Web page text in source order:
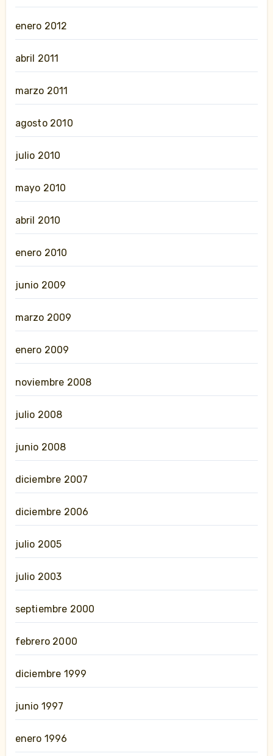
enero 2012
abril 2011
marzo 2011
agosto 2010
julio 2010
mayo 2010
abril 2010
enero 2010
junio 2009
marzo 2009
enero 2009
noviembre 2008
julio 2008
junio 2008
diciembre 2007
diciembre 2006
julio 2005
julio 2003
septiembre 2000
febrero 2000
diciembre 1999
junio 1997
enero 1996